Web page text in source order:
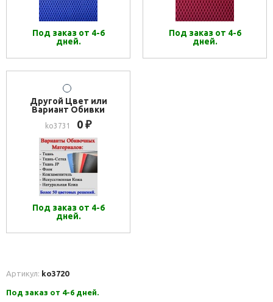
Под заказ от 4-6
дней.
Под заказ от 4-6
дней.
Другой Цвет или
Вариант Обивки
ko3731 0 ₽
Под заказ от 4-6
дней.
Артикул: ko3720
Под заказ от 4-6 дней.